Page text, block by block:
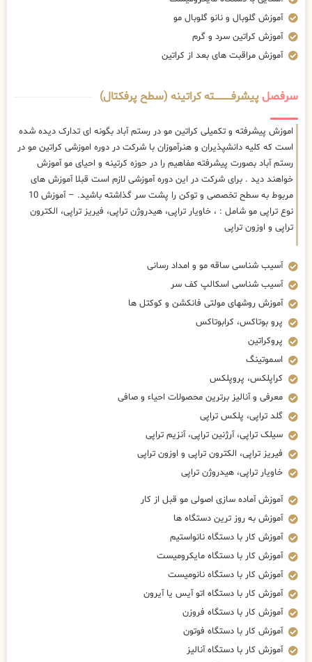
آموزش گلوبال و نانو گلوبال مو
آموزش کراتین سرد و گرم
آموزش مراقبت های بعد از کراتین
سرفصلپیشرفــــــــــــته کراتینه (سطح پرفکتال)
اموزش پیشرفته و تکمیلی کراتین مو در رستم آباد بگونه ای تدارک دیده شده
است که کلیه دانشپذیران و هنرآموزان با شرکت در دوره اموزشی کراتین مو در
رستم آباد بصورت پیشرفته مفاهیم را در حوزه کرتینه و احیای مو آموزش
خواهند دید . برای شرکت در این دوره آموزشی لازم است قبلا آموزش های
مربوط به سطح تخصصی و توکن را پشت سر گذاشته باشید. – آموزش 10
نوع تراپی مو شامل : ، خاویار تراپی، هیدروژن تراپی، فیریز تراپی، الکترون
تراپی و اوزون تراپی
آسیب شناسی ساقه مو و امداد رسانی
آسیب شناسی اسکالپ کف سر
آموزش روشهای مولتی فانکشن و کوکتل ها
پرو بوتاکس، کرابوتاکس
پروکراتین
اسموتینگ
کراپلکس، پروپلکس
معرفی و آنالیز برترین محصولات احیاء و صافی
گلد تراپی، پلکس تراپی
سیلک تراپی، آرژنین تراپی، آنزیم تراپی
فیریز تراپی، الکترون تراپی و اوزون تراپی
خاویار تراپی، هیدروژن تراپی
آموزش آماده سازی اصولی مو قبل از کار
آموزش به روز ترین دستگاه ها
آموزش کار با دستگاه نانواستیم
آموزش کار با دستگاه مایکرومیست
آموزش کار با دستگاه نانومیست
آموزش کار با دستگاه اتو آیس یا آیرون
آموزش کار با دستگاه فروزن
آموزش کار با دستگاه فوتون
آموزش کار با دستگاه آنالیز